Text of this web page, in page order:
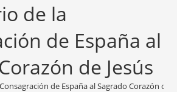
de la
de España al
de Jesús
de España al Sagrado Corazón de